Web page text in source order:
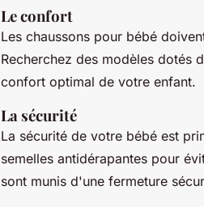
Le confort
Les chaussons pour bébé
Recherchez des modèles dotés
confort optimal de votre enfant.
La sécurité
La sécurité de votre bébé est
semelles antidérapantes pour
sont munis d'une fermeture